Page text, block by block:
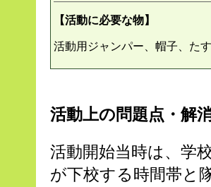
【活動に必要な物】
活動用ジャンパー、帽子、た
活動上の問題点・解
活動開始当時は、学
が下校する時間帯と